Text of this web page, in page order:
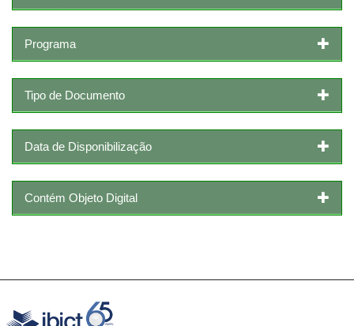
Programa
Tipo de Documento
Data de Disponibilização
Contém Objeto Digital